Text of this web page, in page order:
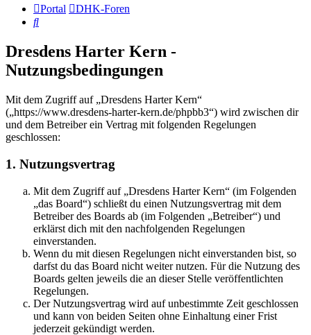
Portal
DHK-Foren
Suche
Dresdens Harter Kern -
Nutzungsbedingungen
Mit dem Zugriff auf „Dresdens Harter Kern“
(„https://www.dresdens-harter-kern.de/phpbb3“) wird zwischen dir
und dem Betreiber ein Vertrag mit folgenden Regelungen
geschlossen:
1. Nutzungsvertrag
Mit dem Zugriff auf „Dresdens Harter Kern“ (im Folgenden
„das Board“) schließt du einen Nutzungsvertrag mit dem
Betreiber des Boards ab (im Folgenden „Betreiber“) und
erklärst dich mit den nachfolgenden Regelungen
einverstanden.
Wenn du mit diesen Regelungen nicht einverstanden bist, so
darfst du das Board nicht weiter nutzen. Für die Nutzung des
Boards gelten jeweils die an dieser Stelle veröffentlichten
Regelungen.
Der Nutzungsvertrag wird auf unbestimmte Zeit geschlossen
und kann von beiden Seiten ohne Einhaltung einer Frist
jederzeit gekündigt werden.